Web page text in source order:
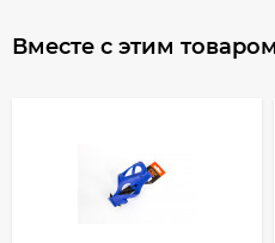
Вместе с этим